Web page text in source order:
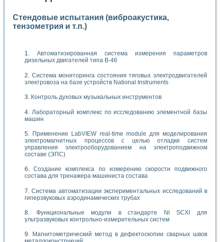
Стендовые испытания (виброакустика,
тензометрия и т.п.)
Автоматизированная система измерения параметров
дизельных двигателей типа В-46
Система мониторинга состояния тяговых электродвигателей
электровоза на базе устройств National Instruments
Контроль духовых музыкальных инструментов
Лабораторный комплекс по исследованию элементной базы
машин
Применение LabVIEW real-time module для моделирования
электромагнитных процессов с целью отладки систем
управления электрооборудованием на электроподвижном
составе (ЭПС)
Создание комплекса по измерению скорости подвижного
состава для тренажера машиниста состава
Система автоматизации экспериментальных исследований в
гиперзвуковых аэродинамических трубах
Функциональные модули в стандарте Nl SCXI для
ультразвуковых контрольно-измерительных систем
Магнитометрический метод в дефектоскопии сварных швов